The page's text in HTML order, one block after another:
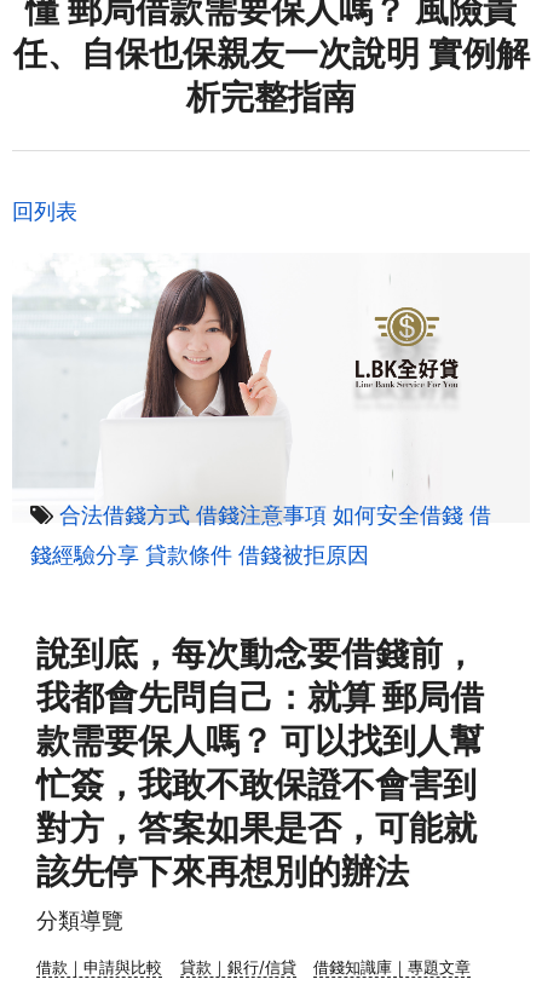
懂 郵局借款需要保人嗎？ 風險責
任、自保也保親友一次說明 實例解
析完整指南
回列表
合法借錢方式 借錢注意事項 如何安全借錢 借
錢經驗分享 貸款條件 借錢被拒原因
說到底，每次動念要借錢前，
我都會先問自己：就算 郵局借
款需要保人嗎？ 可以找到人幫
忙簽，我敢不敢保證不會害到
對方，答案如果是否，可能就
該先停下來再想別的辦法
分類導覽
借款｜申請與比較 貸款｜銀行/信貸 借錢知識庫｜專題文章